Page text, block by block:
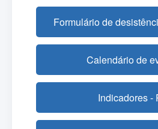
Formulário de
Calendário de
Indicadores -